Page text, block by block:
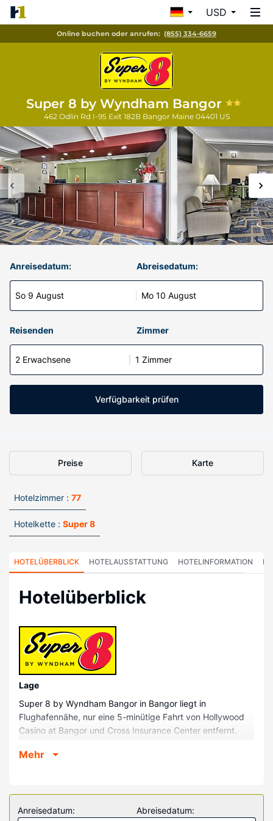
USD
Online buchen oder anrufen: (855) 334-6659
Super 8 by Wyndham Bangor
462 Odlin Rd I-95 Exit 182B Bangor Maine 04401 US
Anreisedatum:
So 9 August
Abreisedatum:
Mo 10 August
Reisenden Zimmer
2 Erwachsene 1 Zimmer
Verfügbarkeit prüfen
Preise Karte
Hotelzimmer : 77
Hotelkette : Super 8
HOTELÜBERBLICK HOTELAUSSTATTUNG HOTELINFORMATION
Hotelüberblick
Lage
Super 8 by Wyndham Bangor in Bangor liegt in
Flughafennähe, nur eine 5-minütige Fahrt von Hollywood
Casino at Bangor und Cross Insurance Center entfernt.
7,1 km von Husson University entfernt.
Fühl dich in einem der 77 klimatisierten Zimmer mit
Mikrowelle und Flachbildfernseher wie zu Hause. Die
Mehr
Anreisedatum: Abreisedatum: